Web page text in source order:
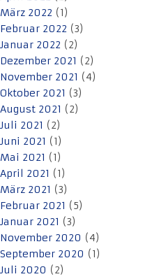
März 2022 (1)
Februar 2022 (3)
Januar 2022 (2)
Dezember 2021 (2)
November 2021 (4)
Oktober 2021 (3)
August 2021 (2)
Juli 2021 (2)
Juni 2021 (1)
Mai 2021 (1)
April 2021 (1)
März 2021 (3)
Februar 2021 (5)
Januar 2021 (3)
November 2020 (4)
September 2020 (1)
Juli 2020 (2)